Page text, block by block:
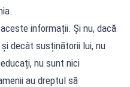
informații. Și nu, dacă
decât susținătorii lui, nu
nu sunt nici
au dreptul să